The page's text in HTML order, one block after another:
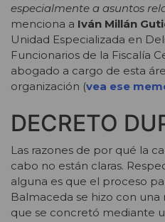
especialmente a asuntos
menciona a Iván Millán
Unidad Especializada en
Funcionarios de la Fiscalía
abogado a cargo de esta
organización (vea ese
DECRETO
Las razones de por qué la
cabo no están claras.
alguna es que el proceso
Balmaceda se hizo con
que se concretó mediante